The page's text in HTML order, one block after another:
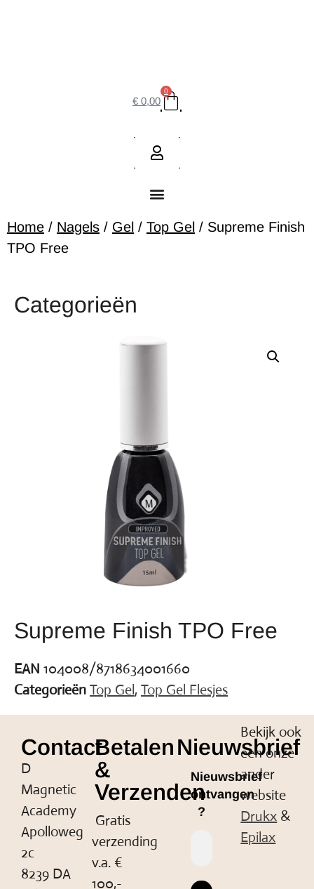
€ 0,00
0
Home / Nagels / Gel / Top Gel / Supreme Finish
TPO Free
Categorieën
Supreme Finish TPO Free
EAN 104008/8718634001660
Categorieën Top Gel, Top Gel Flesjes
Contact
D
Magnetic
Academy
Apolloweg
2c
8239 DA
Betalen
&
Verzenden
Gratis
verzending
v.a. €
100,-
Nieuwsbrief
Nieuwsbrief
ontvangen
?
Bekijk ook
een onze
ander
website
Drukx &
Epilax